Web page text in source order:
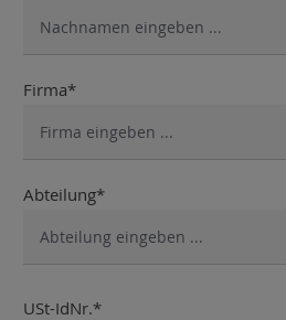
Firma*
Abteilung*
USt-IdNr.*